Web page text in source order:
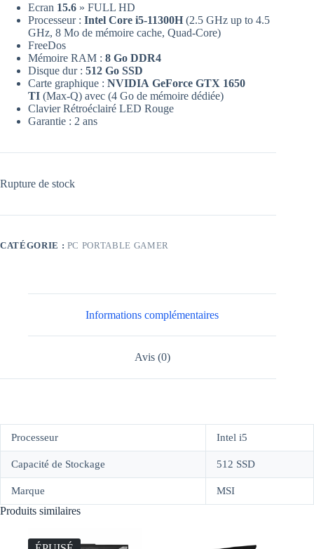
Ecran 15.6 » FULL HD
Processeur : Intel Core i5-11300H (2.5 GHz up to 4.5
GHz, 8 Mo de mémoire cache, Quad-Core)
FreeDos
Mémoire RAM : 8 Go DDR4
Disque dur : 512 Go SSD
Carte graphique : NVIDIA GeForce GTX 1650
TI (Max-Q) avec (4 Go de mémoire dédiée)
Clavier Rétroéclairé LED Rouge
Garantie : 2 ans
Rupture de stock
CATÉGORIE : PC PORTABLE GAMER
Informations complémentaires
Avis (0)
Processeur Intel i5
Capacité de Stockage 512 SSD
Marque MSI
Produits similaires